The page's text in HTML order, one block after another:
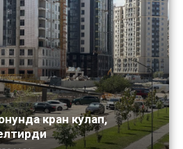
кран кулап,